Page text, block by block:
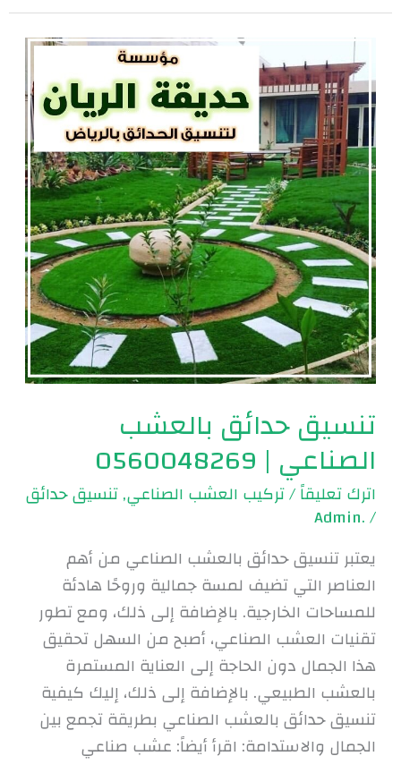
تنسيق حدائق بالعشب
الصناعي | 0560048269
اترك تعليقاً/تركيب العشب الصناعي,تنسيق حدائق
/
.Admin
يعتبر تنسيق حدائق بالعشب الصناعي من أهم
العناصر التي تضيف لمسة جمالية وروحًا هادئة
للمساحات الخارجية. بالإضافة إلى ذلك، ومع تطور
تقنيات العشب الصناعي، أصبح من السهل تحقيق
هذا الجمال دون الحاجة إلى العناية المستمرة
بالعشب الطبيعي. بالإضافة إلى ذلك، إليك كيفية
تنسيق حدائق بالعشب الصناعي بطريقة تجمع بين
الجمال والاستدامة: اقرأ أيضاً: عشب صناعي
تنسيق
حدائق
بالعشب
الصناعي
|
0560048269